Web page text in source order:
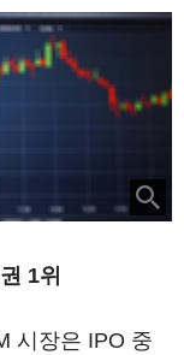
1위
시장은 IPO 중